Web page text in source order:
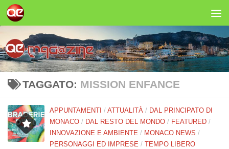
Salta al contenuto
TAGGATO: MISSION ENFANCE
APPUNTAMENTI / ATTUALITÀ / DAL PRINCIPATO DI
MONACO / DAL RESTO DEL MONDO / FEATURED /
INNOVAZIONE E AMBIENTE / MONACO NEWS /
PERSONAGGI ED IMPRESE / TEMPO LIBERO